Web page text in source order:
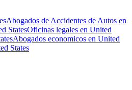
Abogados de Accidentes de Autos en
StatesOficinas legales en United
Abogados economicos en United
States